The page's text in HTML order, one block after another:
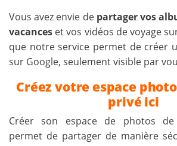
Vous avez envie de partager vos
vacances et vos vidéos de voyage
que notre service permet de créer
sur Google, seulement visible par
Créez votre espace
privé ici
Créer son espace de photos de
permet de partager de manière